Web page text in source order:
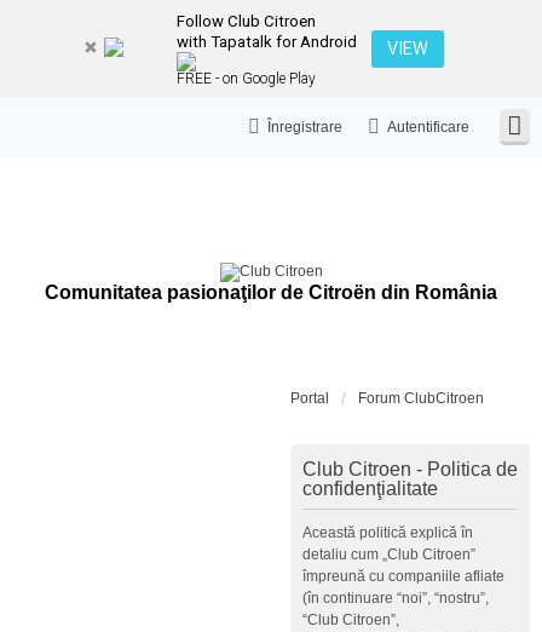
Follow Club Citroen
with Tapatalk for Android
FREE - on Google Play
VIEW
Autentificare
Înregistrare
Comunitatea pasionaţilor de Citroën din România
Portal Forum ClubCitroen
Club Citroen - Politica de
confidenţialitate
Această politică explică în
detaliu cum „Club Citroen”
împreună cu companiile afliate
(în continuare “noi”, “nostru”,
“Club Citroen”,